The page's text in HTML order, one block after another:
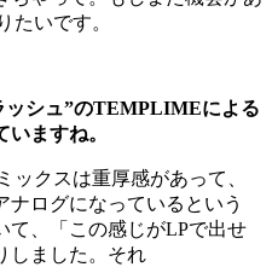
たいです。
シュ”のTEMPLIMEによる
ますね。
クスは重厚感があって、
ナログになっているという
て、「この感じがLPで出せ
しました。それ